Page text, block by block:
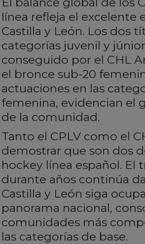
línea refleja el excelente
Castilla y León. Los dos
categorías juvenil y
conseguido por el CHL
el bronce sub-20
actuaciones en las
femenina, evidencian el
de la comunidad.
Tanto el CPLV como el
demostrar que son dos
hockey línea español. El
durante años continúa
Castilla y León siga
panorama nacional,
comunidades más
las categorías de base.